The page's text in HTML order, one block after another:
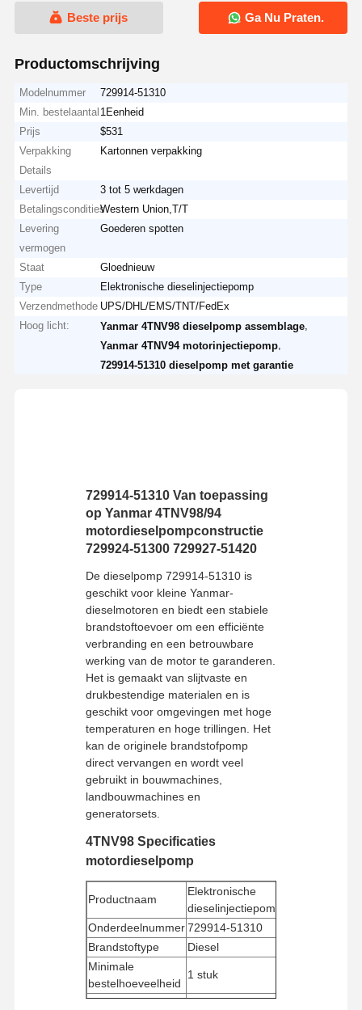
Beste prijs Ga Nu Praten.
Productomschrijving
Modelnummer
729914-51310
Min. bestelaantal 1Eenheid
Prijs
$531
Verpakking
Details
Kartonnen verpakking
Levertijd
3 tot 5 werkdagen
BetalingsconditiesWestern Union,T/T
Levering
vermogen
Goederen spotten
Staat
Gloednieuw
Type
Elektronische dieselinjectiepomp
Verzendmethode UPS/DHL/EMS/TNT/FedEx
Hoog licht:
Yanmar 4TNV98 dieselpomp assemblage
Yanmar 4TNV94 motorinjectiepomp
729914-51310 dieselpomp met garantie
729914-51310 Van toepassing
op Yanmar 4TNV98/94
motordieselpompconstructie
729924-51300 729927-51420
De dieselpomp 729914-51310 is
geschikt voor kleine Yanmar-
dieselmotoren en biedt een stabiele
brandstoftoevoer om een ​​efficiënte
verbranding en een betrouwbare
werking van de motor te garanderen.
Het is gemaakt van slijtvaste en
drukbestendige materialen en is
geschikt voor omgevingen met hoge
temperaturen en hoge trillingen. Het
kan de originele brandstofpomp
direct vervangen en wordt veel
gebruikt in bouwmachines,
landbouwmachines en
generatorsets.
4TNV98 Specificaties
motordieselpomp
Productnaam
Elektronische
dieselinjectiepomp
Onderdeelnummer729914-51310
Brandstoftype
Diesel
Minimale
bestelhoeveelheid
1 stuk
Betaalmethode
Western Union, T/T